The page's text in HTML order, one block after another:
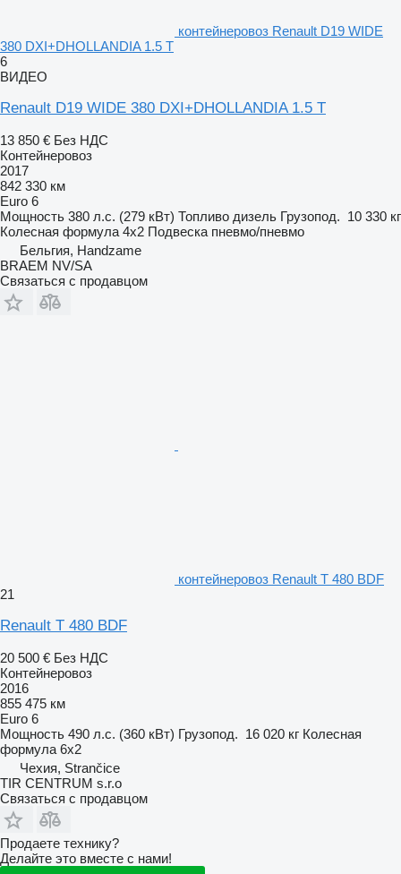
контейнеровоз Renault D19 WIDE
380 DXI+DHOLLANDIA 1.5 T
6
ВИДЕО
Renault D19 WIDE 380 DXI+DHOLLANDIA 1.5 T
13 850 € Без НДС
Контейнеровоз
2017
842 330 км
Euro 6
Мощность 380 л.с. (279 кВт) Топливо дизель Грузопод. 10 330 кг
Колесная формула 4x2 Подвеска пневмо/пневмо
Бельгия, Handzame
BRAEM NV/SA
Связаться с продавцом
контейнеровоз Renault T 480 BDF
21
Renault T 480 BDF
20 500 € Без НДС
Контейнеровоз
2016
855 475 км
Euro 6
Мощность 490 л.с. (360 кВт) Грузопод. 16 020 кг Колесная
формула 6x2
Чехия, Strančice
TIR CENTRUM s.r.o
Связаться с продавцом
Продаете технику?
Делайте это вместе с нами!